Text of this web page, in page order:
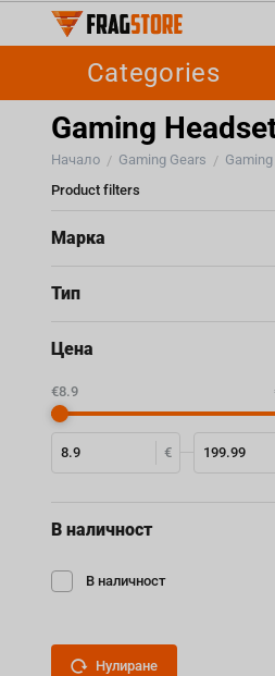
Categories
Gaming
Начало / Gaming Gears /
Product filters
Марка
Тип
Цена
€
‎€8.9
В наличност
В наличност
Нулиране